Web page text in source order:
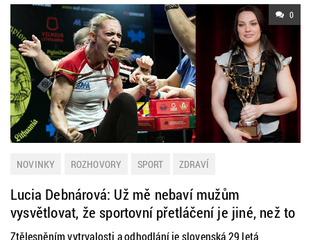
0
NOVINKY ROZHOVORY SPORT ZDRAVÍ
Lucia Debnárová: Už mě nebaví mužům
vysvětlovat, že sportovní přetláčení je jiné, než to
v rámci zábavy u piva
Ztělesněním vytrvalosti a odhodlání je slovenská 29 letá